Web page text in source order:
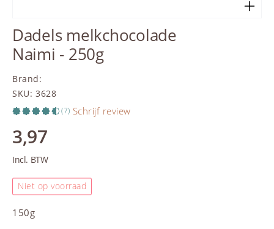
Dadels melkchocolade
Naimi - 250g
Brand:
SKU: 3628
(7) Schrijf review
3,97
Incl. BTW
Niet op voorraad
150g